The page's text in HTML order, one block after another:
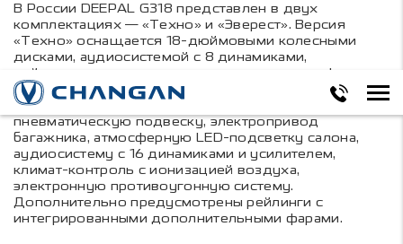
В России DEEPAL G318 представлен в двух
комплектациях — «Техно» и «Эверест». Версия
«Техно» оснащается 18-дюймовыми колесными
дисками, аудиосистемой с 8 динамиками,
рейлингами на крыше и пакетом систем комфорта.
Топовая комплектация «Эверест» включает 20-
дюймовые колесные диски, адаптивную
пневматическую подвеску, электропривод
багажника, атмосферную LED-подсветку салона,
аудиосистему с 16 динамиками и усилителем,
климат-контроль с ионизацией воздуха,
электронную противоугонную систему.
Дополнительно предусмотрены рейлинги с
интегрированными дополнительными фарами.